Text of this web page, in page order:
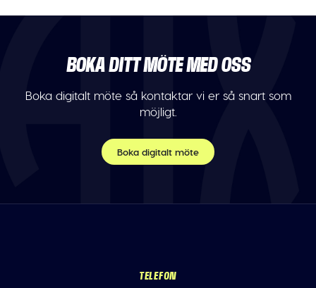
BOKA DITT MÖTE MED OSS
Boka digitalt möte så kontaktar vi er så snart som
möjligt.
Boka digitalt möte
TELEFON